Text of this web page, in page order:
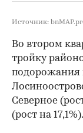
Источник:
Во втором
тройку
подорожания
Северное
(рост на 17,1%).